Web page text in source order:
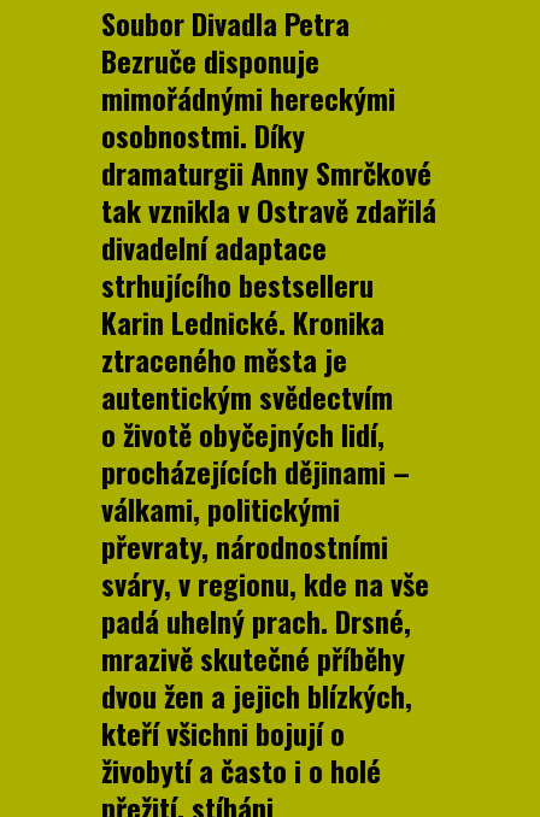
Soubor Divadla Petra
Bezruče disponuje
mimořádnými hereckými
osobnostmi. Díky
dramaturgii Anny Smrčkové
tak vznikla v Ostravě zdařilá
divadelní adaptace
strhujícího bestselleru
Karin Lednické. Kronika
ztraceného města je
autentickým svědectvím
o životě obyčejných lidí,
procházejících dějinami –
válkami, politickými
převraty, národnostními
sváry, v regionu, kde na vše
padá uhelný prach. Drsné,
mrazivě skutečné příběhy
dvou žen a jejich blízkých,
kteří všichni bojují o
živobytí a často i o holé
přežití, stíháni